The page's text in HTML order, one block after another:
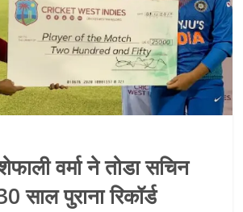
दुकानों को ग्रीन जोन में
इजाजत: गृह मंत्रालय
लॉकडाउन: गृह मंत्रालय
वर्मा ने तोडा सचिन
साल पुराना रिकॉर्ड